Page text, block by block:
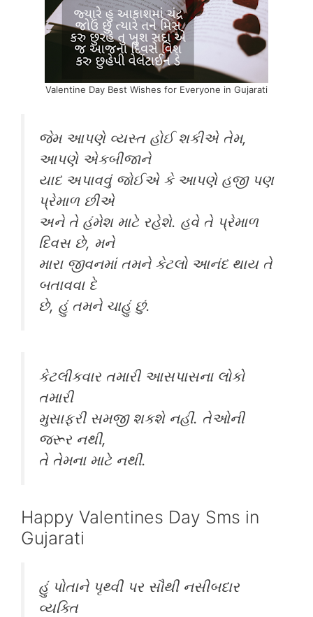
Valentine Day Best Wishes for Everyone in Gujarati
જેમ આપણે વ્યસ્ત હોઈ શકીએ તેમ,
આપણે એકબીજાને
યાદ અપાવવું જોઈએ કે આપણે હજી પણ
પ્રેમાળ છીએ
અને તે હંમેશ માટે રહેશે. હવે તે પ્રેમાળ
દિવસ છે, મને
મારા જીવનમાં તમને કેટલો આનંદ થાય તે
બતાવવા દે
છે, હું તમને ચાહું છું.
કેટલીકવાર તમારી આસપાસના લોકો
તમારી
મુસાફરી સમજી શકશે નહીં. તેઓની
જરૂર નથી,
તે તેમના માટે નથી.
Happy Valentines Day Sms in
Gujarati
હું પોતાને પૃથ્વી પર સૌથી નસીબદાર
વ્યક્તિ